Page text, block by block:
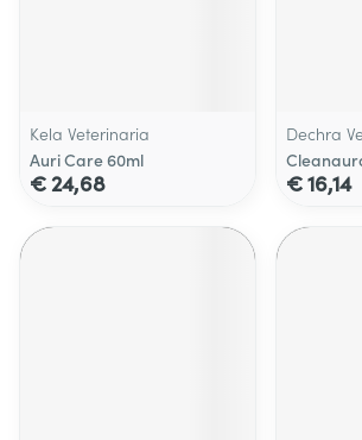
Kela Veterinaria
Auri Care 60ml
€ 24,68
Dechra
€ 16,14